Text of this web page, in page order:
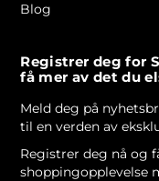
Blog
Registrer deg for
få mer av det du
Meld deg på
til en verden av
Registrer deg nå og
shoppingopplevelse